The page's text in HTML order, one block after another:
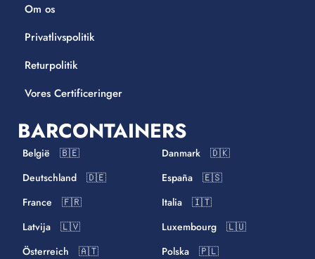
Om os
Privatlivspolitik
Returpolitik
Vores Certificeringer
BARCONTAINERS
België 🇧🇪
Danmark 🇩🇰
Deutschland 🇩🇪
España 🇪🇸
France 🇫🇷
Italia 🇮🇹
Latvija 🇱🇻
Luxembourg 🇱🇺
Österreich 🇦🇹
Polska 🇵🇱